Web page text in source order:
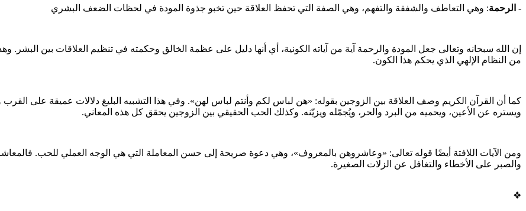
- الرحمة: وهي التعاطف والشفقة والتفهم، وهي الصفة التي تحفظ العلاقة حين تخبو جذوة المودة في لحظات الضعف البشري
إن الله سبحانه وتعالى جعل المودة والرحمة آية من آياته الكونية، أي أنها دليل على عظمة الخالق وحكمته في تنظيم العلاقات بين البشر.
من النظام الإلهي الذي يحكم هذا الكون.
كما أن القرآن الكريم وصف العلاقة بين الزوجين بقوله: «هن لباس لكم وأنتم لباس لهن». وفي هذا التشبيه البليغ دلالات عميقة على القرب
ويستره عن الأعين، ويحميه من البرد والحر، ويُجمّله ويزيّنه. وكذلك الحب الحقيقي بين الزوجين يحقق كل هذه المعاني.
ومن الآيات اللافتة أيضًا قوله تعالى: «وعاشروهن بالمعروف»، وهي دعوة صريحة إلى حسن المعاملة التي هي الوجه العملي للحب.
والصبر على الأخطاء والتغافل عن الزلات الصغيرة.
❖